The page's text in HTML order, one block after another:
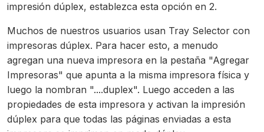
impresión dúplex, establezca esta opción en 2.
Muchos de nuestros usuarios usan Tray Selector con
impresoras dúplex. Para hacer esto, a menudo
agregan una nueva impresora en la pestaña "Agregar
Impresoras" que apunta a la misma impresora física y
luego la nombran "....duplex". Luego acceden a las
propiedades de esta impresora y activan la impresión
dúplex para que todas las páginas enviadas a esta